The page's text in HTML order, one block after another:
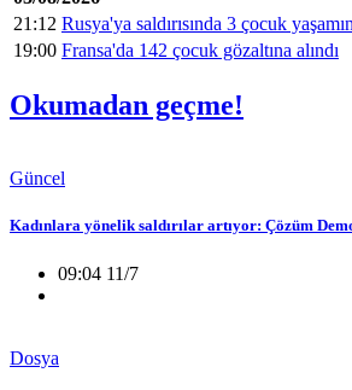
21:12 Rusya'ya saldırısında 3 çocuk
19:00 Fransa'da 142 çocuk gözaltına alındı
Okumadan geçme!
Güncel
Kadınlara yönelik saldırılar artıyor: Çözüm
09:04 11/7
Dosya